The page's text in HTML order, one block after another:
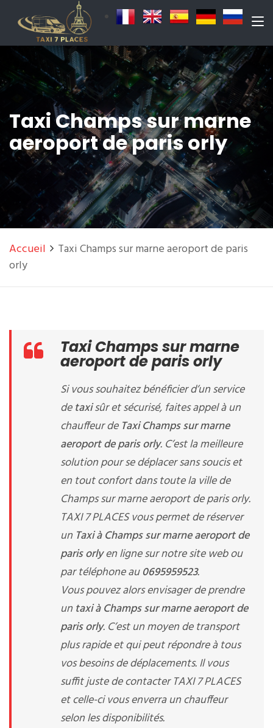
Taxi Champs sur marne
aeroport de paris orly
Accueil
Taxi Champs sur marne aeroport de paris
orly
Taxi Champs sur marne
aeroport de paris orly
Si vous souhaitez bénéficier d’un service
detaxisûr et sécurisé, faites appel à un
chauffeur de Taxi Champs sur marne
aeroport de paris orly. C’est la meilleure
solution pour se déplacer sans soucis et
en tout confort dans toute la ville de
Champs sur marne aeroport de paris orly.
TAXI 7 PLACES vous permet de réserver
un Taxi à Champs sur marne aeroport de
paris orlyen ligne sur notre site web ou
par téléphone au0695959523.
Vous pouvez alors envisager de prendre
un taxi à Champs sur marne aeroport de
paris orly. C’est un moyen de transport
plus rapide et qui peut répondre à tous
vos besoins de déplacements. Il vous
suffit juste de contacter TAXI 7 PLACES
et celle-ci vous enverra un chauffeur
selon les disponibilités.